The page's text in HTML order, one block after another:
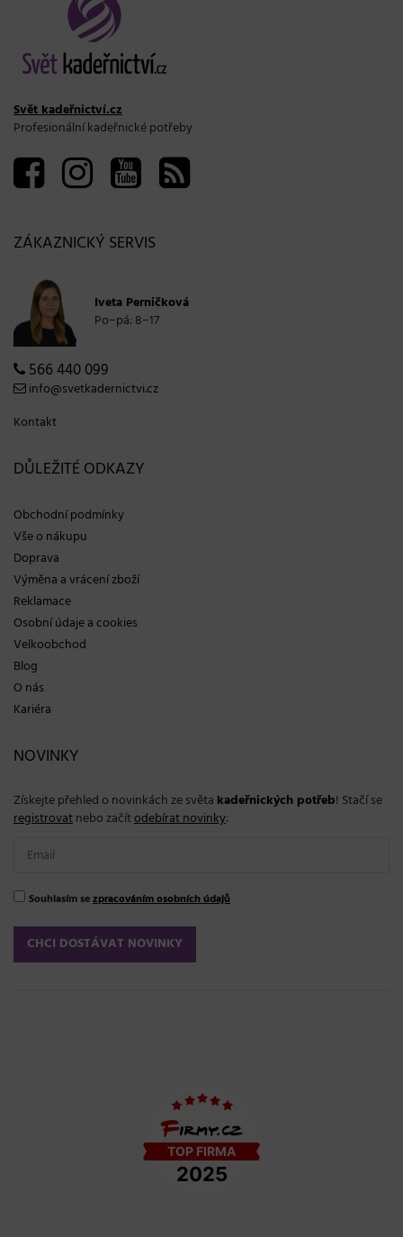
Svět kadeřnictví.cz
Profesionální kadeřnické potřeby
ZÁKAZNICKÝ SERVIS
Iveta Perničková
Po−pá: 8−17
566 440 099
info@svetkadernictvi.cz
Kontakt
DŮLEŽITÉ ODKAZY
Obchodní podmínky
Vše o nákupu
Doprava
Výměna a vrácení zboží
Reklamace
Osobní údaje a cookies
Velkoobchod
Blog
O nás
Kariéra
NOVINKY
Získejte přehled o novinkách ze světa kadeřnických potřeb! Stačí se
registrovatnebo začítodebírat novinky:
Souhlasím sezpracováním osobních údajů